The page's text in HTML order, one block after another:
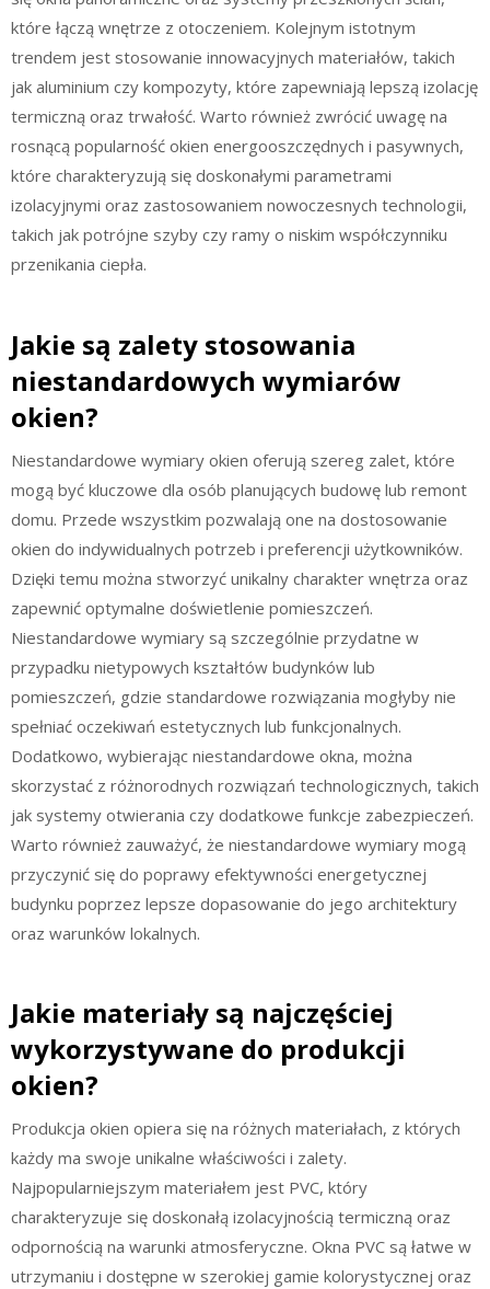
które łączą wnętrze z otoczeniem. Kolejnym istotnym
trendem jest stosowanie innowacyjnych materiałów, takich
jak aluminium czy kompozyty, które zapewniają lepszą izolację
termiczną oraz trwałość. Warto również zwrócić uwagę na
rosnącą popularność okien energooszczędnych i pasywnych,
które charakteryzują się doskonałymi parametrami
izolacyjnymi oraz zastosowaniem nowoczesnych technologii,
takich jak potrójne szyby czy ramy o niskim współczynniku
przenikania ciepła.
Jakie są zalety stosowania
niestandardowych wymiarów
okien?
Niestandardowe wymiary okien oferują szereg zalet, które
mogą być kluczowe dla osób planujących budowę lub remont
domu. Przede wszystkim pozwalają one na dostosowanie
okien do indywidualnych potrzeb i preferencji użytkowników.
Dzięki temu można stworzyć unikalny charakter wnętrza oraz
zapewnić optymalne doświetlenie pomieszczeń.
Niestandardowe wymiary są szczególnie przydatne w
przypadku nietypowych kształtów budynków lub
pomieszczeń, gdzie standardowe rozwiązania mogłyby nie
spełniać oczekiwań estetycznych lub funkcjonalnych.
Dodatkowo, wybierając niestandardowe okna, można
skorzystać z różnorodnych rozwiązań technologicznych, takich
jak systemy otwierania czy dodatkowe funkcje zabezpieczeń.
Warto również zauważyć, że niestandardowe wymiary mogą
przyczynić się do poprawy efektywności energetycznej
budynku poprzez lepsze dopasowanie do jego architektury
oraz warunków lokalnych.
Jakie materiały są najczęściej
wykorzystywane do produkcji
okien?
Produkcja okien opiera się na różnych materiałach, z których
każdy ma swoje unikalne właściwości i zalety.
Najpopularniejszym materiałem jest PVC, który
charakteryzuje się doskonałą izolacyjnością termiczną oraz
odpornością na warunki atmosferyczne. Okna PVC są łatwe w
utrzymaniu i dostępne w szerokiej gamie kolorystycznej oraz